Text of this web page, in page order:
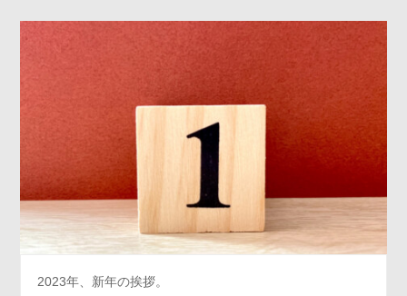
2023年、新年の挨拶。